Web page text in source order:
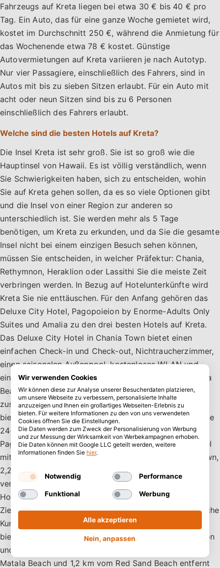
Fahrzeugs auf Kreta liegen bei etwa 30 € bis 40 € pro
Tag. Ein Auto, das für eine ganze Woche gemietet wird,
kostet im Durchschnitt 250 €, während die Anmietung für
das Wochenende etwa 78 € kostet. Günstige
Autovermietungen auf Kreta variieren je nach Autotyp.
Nur vier Passagiere, einschließlich des Fahrers, sind in
Autos mit bis zu sieben Sitzen erlaubt. Für ein Auto mit
acht oder neun Sitzen sind bis zu 6 Personen
einschließlich des Fahrers erlaubt.
Welche sind die besten Hotels auf Kreta?
Die Insel Kreta ist sehr groß. Sie ist so groß wie die
Hauptinsel von Hawaii. Es ist völlig verständlich, wenn
Sie Schwierigkeiten haben, sich zu entscheiden, wohin
Sie auf Kreta gehen sollen, da es so viele Optionen gibt
und die Insel von einer Region zur anderen so
unterschiedlich ist. Sie werden mehr als 5 Tage
benötigen, um Kreta zu erkunden, und da Sie die gesamte
Insel nicht bei einem einzigen Besuch sehen können,
müssen Sie entscheiden, in welcher Präfektur: Chania,
Rethymnon, Heraklion oder Lassithi Sie die meiste Zeit
verbringen werden. In Bezug auf Hotelunterkünfte wird
Kreta Sie nie enttäuschen. Für den Anfang gehören das
Deluxe City Hotel, Pagopoieion by Enorme-Adults Only
Suites und Amalia zu den drei besten Hotels auf Kreta.
Das Deluxe City Hotel in Chania Town bietet einen
einfachen Check-in und Check-out, Nichtraucherzimmer,
einen saisonalen Außenpool, kostenloses WLAN und
einen Garten und liegt weniger als 1 km vom Nea Chora
Beach entfernt. Dieses Hotel bietet Familienzimmer
zusammen mit einer Sonnenterrasse für Besucher. Es
bietet seinen Gästen auch einen Concierge-Service, eine
24-Stunden-Rezeption und einen Geldwechsel.
Pagopoieion by Enorme-Adults Only Suites ist ein Hotel
mit einem Restaurant und einer Bar, das in Heraklio Town,
2,2 km vom Amoudara Beach und 200 m vom
venezianischen Hafen von Heraklion entfernt liegt. Das
Hotel bietet auch kostenlosen WLAN-Zugang. Beliebte
Ziele wie Koules, der Morosini-Brunnen und die städtische
Kunstgalerie sind in der Nähe dieses Hotels. Schließlich
bietet Amalia klimatisierte Unterkünfte mit einem Balkon
und kostenlosem WLAN in Matala, das 500 m vom
Matala Beach und 1,2 km vom Red Sand Beach entfernt
Wir verwenden Cookies
Wir können diese zur Analyse unserer Besucherdaten platzieren,
um unsere Webseite zu verbessern, personalisierte Inhalte
anzuzeigen und Ihnen ein großartiges Webseiten-Erlebnis zu
bieten. Für weitere Informationen zu den von uns verwendeten
Cookies öffnen Sie die Einstellungen.
Die Daten werden zum Zweck der Personalisierung von Werbung
und zur Messung der Wirksamkeit von Werbekampagnen erhoben.
Die Daten können mit Google LLC geteilt werden, weitere
Informationen finden Sie hier.
Notwendig Performance
Funktional Werbung
Alle akzeptieren
Nein, anpassen